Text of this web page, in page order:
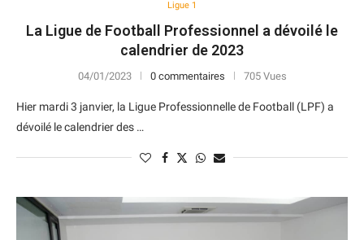
Ligue 1
La Ligue de Football Professionnel a dévoilé le
calendrier de 2023
04/01/2023 0 commentaires 705 Vues
Hier mardi 3 janvier, la Ligue Professionnelle de Football (LPF) a
dévoilé le calendrier des …